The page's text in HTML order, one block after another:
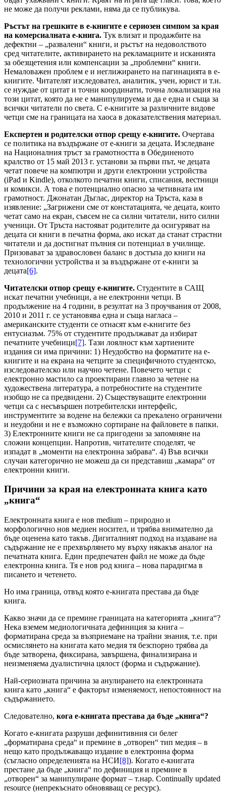
не може да получи реклами, няма да се публикува.
Ръстът на грешките в е-книгите е сериозен симпом за края
на комерсиалната е-книга. Тук влизат и продажбите на
дефектни – „развалени“ книги, и ръстът на недоволството
сред читателите, активирането на рекламациите и исканията
за обезщетения или компенсации за „проблемни“ книги.
Немаловажен проблем е и неглижирането на пагинацията в е-
книгите. Читателят изследовател, аналитик, учен, юрист и т.н.
се нуждае от цитат и точни координати, точна локализация на
този цитат, която да не е манипулируема и да е една и съща за
всички читатели по света. С е-книгите за различните видове
четци сме на границата на хаоса в доказателствения материал.
Експертен и родителски отпор срещу е-книгите. Очертава
се политика на въздържане от е-книги за децата. Изследване
на Националния тръст за грамотността в Обединеното
кралство от 15 май 2013 г. установи за първи път, че децата
четат повече на компютри и други електронни устройства
(iPad и Kindle), отколкото печатни книги, списания, вестници
и комикси. А това е потенциално опасно за четивната им
грамотност. Джонатан Дъглас, директор на Тръста, каза в
изявление: „Загрижени сме от констатацията, че децата, които
четат само на екран, съвсем не са силни читатели, нито силни
ученици. От Тръста настояват родителите да осигуряват на
децата си книги в печатна форма, ако искат да станат страстни
читатели и да достигнат пълния си потенциал в училище.
Призовават за здравословен баланс в достъпа до книги на
технологични устройства и за въздържане от е-книги за
децата[6].
Читателски отпор срещу е-книгите. Студентите в САЩ
искат печатни учебници, а не електронни четци. В
продължение на 4 години, в резултат на 3 проучвания от 2008,
2010 и 2011 г. се установява една и съща нагласа –
американските студенти се отнасят към е-книгите без
ентусиазъм. 75% от студентите продължават да избират
печатните учебници[7]. Тази лоялност към хартиените
издания си има причини: 1) Неудобство на форматите на е-
книгите и на екрана на четците за специфичното студентско,
изследователско или научно четене. Повечето четци с
електронно мастило са проектирани главно за четене на
художествена литература, а потребностите на студентите
изобщо не са предвидени. 2) Съществуващите електронни
четци са с несъвършен потребителски интерфейс,
инструментите за водене на бележки са прекалено ограничени
и неудобни и не е възможно сортиране на файловете в папки.
3) Електронните книги не са пригодени за запомняне на
сложни концепции. Напротив, читателите споделят, че
изпадат в „моменти на електронна забрава“. 4) Във всички
случаи категорично не можеш да си представиш „камара“ от
електронни книги.
Причини за края на електронната книга като
„книга“
Електронната книга е нов medium – природно и
морфологично нов медиен носител, и трябва внимателно да
бъде оценена като такъв. Дигиталният подход на издаване на
съдържание не е прехвърлянето му върху някакъв аналог на
печатната книга. Един предпечатен файл не може да бъде
електронна книга. Тя е нов род книга – нова парадигма в
писането и четенето.
Но има граница, отвъд която е-книгата престава да бъде
книга.
Какво значи да се премине границата на категорията „книга“?
Нека вземем медиологичната дефиниция за книга –
форматирана среда за възприемане на трайни знания, т.е. при
осмислянето на книгата като медия тя безспорно трябва да
бъде затворена, фиксирана, завършена, финализирана и
неизменяема дуалистична цялост (форма и съдържание).
Най-сериозната причина за анулирането на електронната
книга като „книга“ е факторът изменяемост, непостоянност на
съдържанието.
Следователно, кога е-книгата престава да бъде „книга“?
Когато е-книгата разруши дефинитивния си белег
„форматирана среда“ и премине в „отворен“ тип медия – в
нещо като продължаващо издание в електронна форма
(съгласно определенията на НСИ[8]). Когато е-книгата
престане да бъде „книга“ по дефиниция и премине в
„отворен“ за манипулиране формат – т.нар. Continually updated
resource (непрекъснато обновяващ се ресурс).